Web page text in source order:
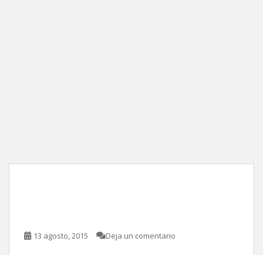
13 agosto, 2015 Deja un comentario